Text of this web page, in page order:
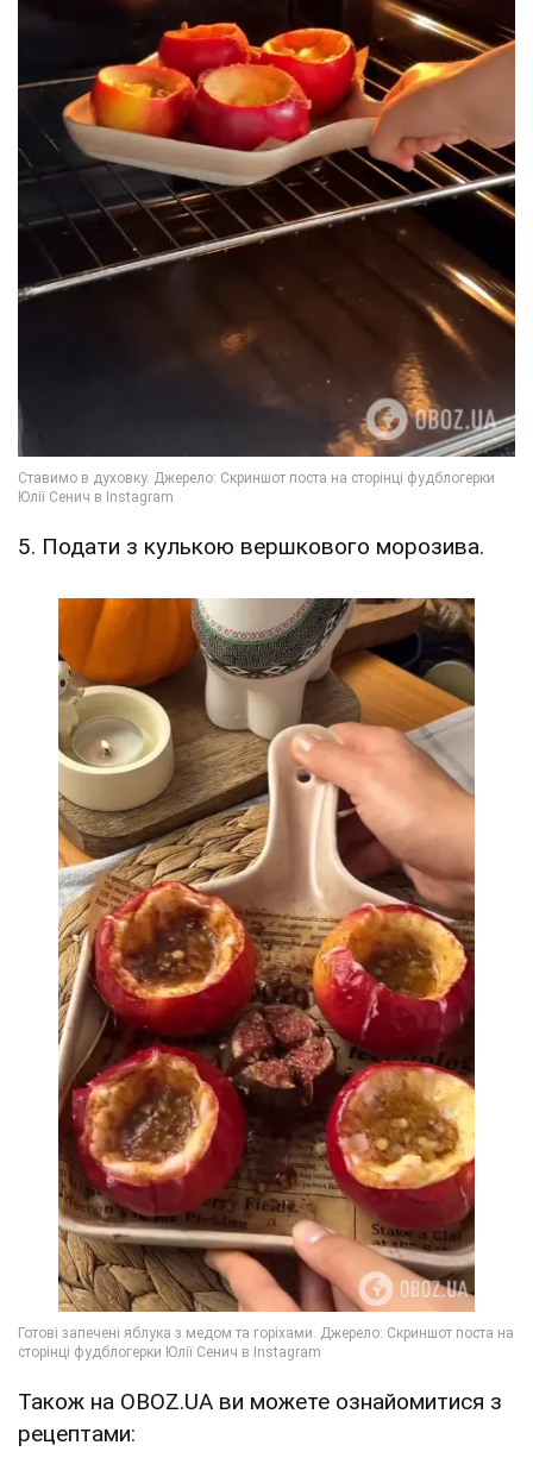
5. Подати з кулькою вершкового морозива.
Також на OBOZ.UA ви можете ознайомитися з
рецептами: